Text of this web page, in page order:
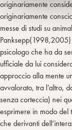
originariamente
originariamente
messe di studi su
psicologo che ha da
ufficiale da lui
approccio alla mente
avvalorato, tra l’altro,
senza corteccia) nei
esprimere in modo del
che derivanti